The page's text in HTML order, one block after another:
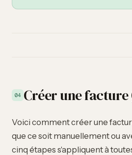
04 Créer une facture
Voici comment créer une
que ce soit manuellement ou
cinq étapes s'appliquent à